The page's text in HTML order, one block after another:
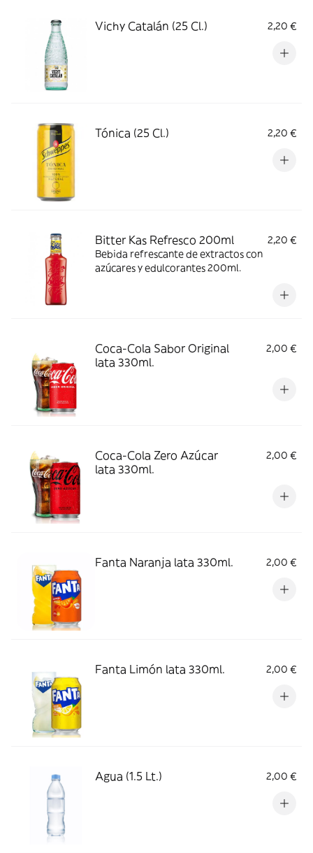
Vichy Catalán (25 Cl.) 2,20 €
Tónica (25 Cl.) 2,20 €
Bitter Kas Refresco 200ml
2,20 €
Bebida refrescante de extractos con
azúcares y edulcorantes 200ml.
Coca-Cola Sabor Original
lata 330ml.
2,00 €
Coca-Cola Zero Azúcar
lata 330ml.
2,00 €
Fanta Naranja lata 330ml. 2,00 €
Fanta Limón lata 330ml. 2,00 €
Agua (1.5 Lt.) 2,00 €